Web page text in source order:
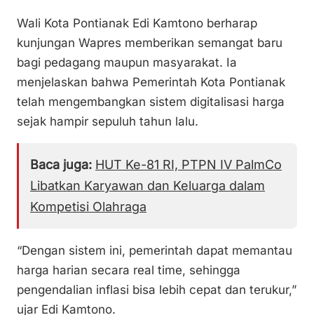
Wali Kota Pontianak Edi Kamtono berharap
kunjungan Wapres memberikan semangat baru
bagi pedagang maupun masyarakat. Ia
menjelaskan bahwa Pemerintah Kota Pontianak
telah mengembangkan sistem digitalisasi harga
sejak hampir sepuluh tahun lalu.
Baca juga: HUT Ke-81 RI, PTPN IV PalmCo
Libatkan Karyawan dan Keluarga dalam
Kompetisi Olahraga
“Dengan sistem ini, pemerintah dapat memantau
harga harian secara real time, sehingga
pengendalian inflasi bisa lebih cepat dan terukur,”
ujar Edi Kamtono.